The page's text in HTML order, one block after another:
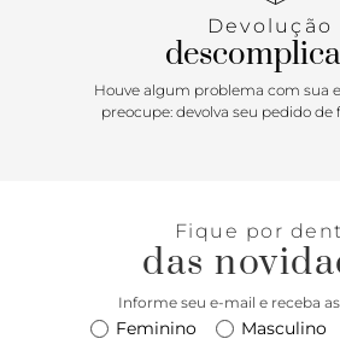
Devolução
Houve algum problema com sua
preocupe: devolva seu pedido
Fique por
das
Informe seu e-mail e receba
Feminino Masculino